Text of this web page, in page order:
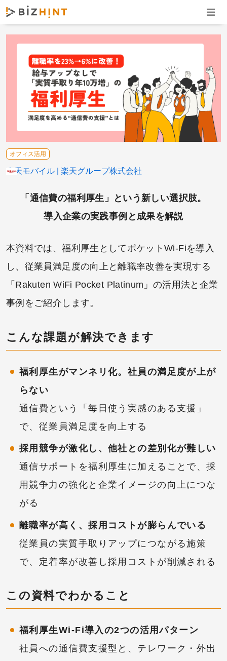
ナビ
「通信費の福利厚生」という新しい選択肢。
導入企業の実践事例と成果を解説
本資料では、福利厚生としてポケットWi-Fiを導入
し、従業員満足度の向上と離職率改善を実現する
「Rakuten WiFi Pocket Platinum」の活用法と企業
事例をご紹介します。
こんな課題が解決できます
福利厚生がマンネリ化。社員の満足度が上が
らない
通信費という「毎日使う実感のある支援」
で、従業員満足度を向上する
採用競争が激化し、他社との差別化が難しい
通信サポートを福利厚生に加えることで、採
用競争力の強化と企業イメージの向上につな
がる
離職率が高く、採用コストが膨らんでいる
従業員の実質手取りアップにつながる施策
で、定着率が改善し採用コストが削減される
この資料でわかること
福利厚生Wi-Fi導入の2つの活用パターン
社員への通信費支援型と、テレワーク・外出
オフィス活用
楽天モバイル 楽天グループ株式会社